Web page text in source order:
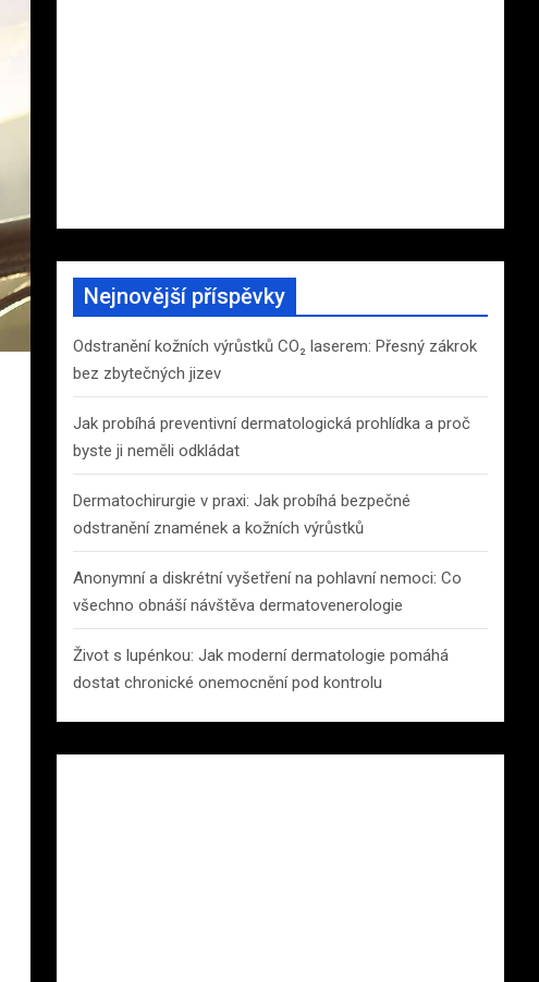
Nejnovější příspěvky
Odstranění kožních výrůstků CO₂ laserem: Přesný zákrok
bez zbytečných jizev
Jak probíhá preventivní dermatologická prohlídka a proč
byste ji neměli odkládat
Dermatochirurgie v praxi: Jak probíhá bezpečné
odstranění znamének a kožních výrůstků
Anonymní a diskrétní vyšetření na pohlavní nemoci: Co
všechno obnáší návštěva dermatovenerologie
Život s lupénkou: Jak moderní dermatologie pomáhá
dostat chronické onemocnění pod kontrolu